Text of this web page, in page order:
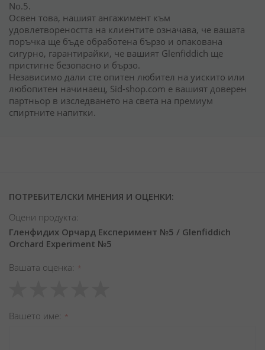
No.5.
Освен това, нашият ангажимент към
удовлетвореността на клиентите означава, че вашата
поръчка ще бъде обработена бързо и опакована
сигурно, гарантирайки, че вашият Glenfiddich ще
пристигне безопасно и бързо.
Независимо дали сте опитен любител на уискито или
любопитен начинаещ, Sid-shop.com е вашият доверен
партньор в изследването на света на премиум
спиртните напитки.
ПОТРЕБИТЕЛСКИ МНЕНИЯ И ОЦЕНКИ:
Оцени продукта:
Гленфидих Орчард Експеримент №5 / Glenfiddich
Orchard Experiment №5
Вашата оценка
star
stars
stars
stars
stars
Вашето име